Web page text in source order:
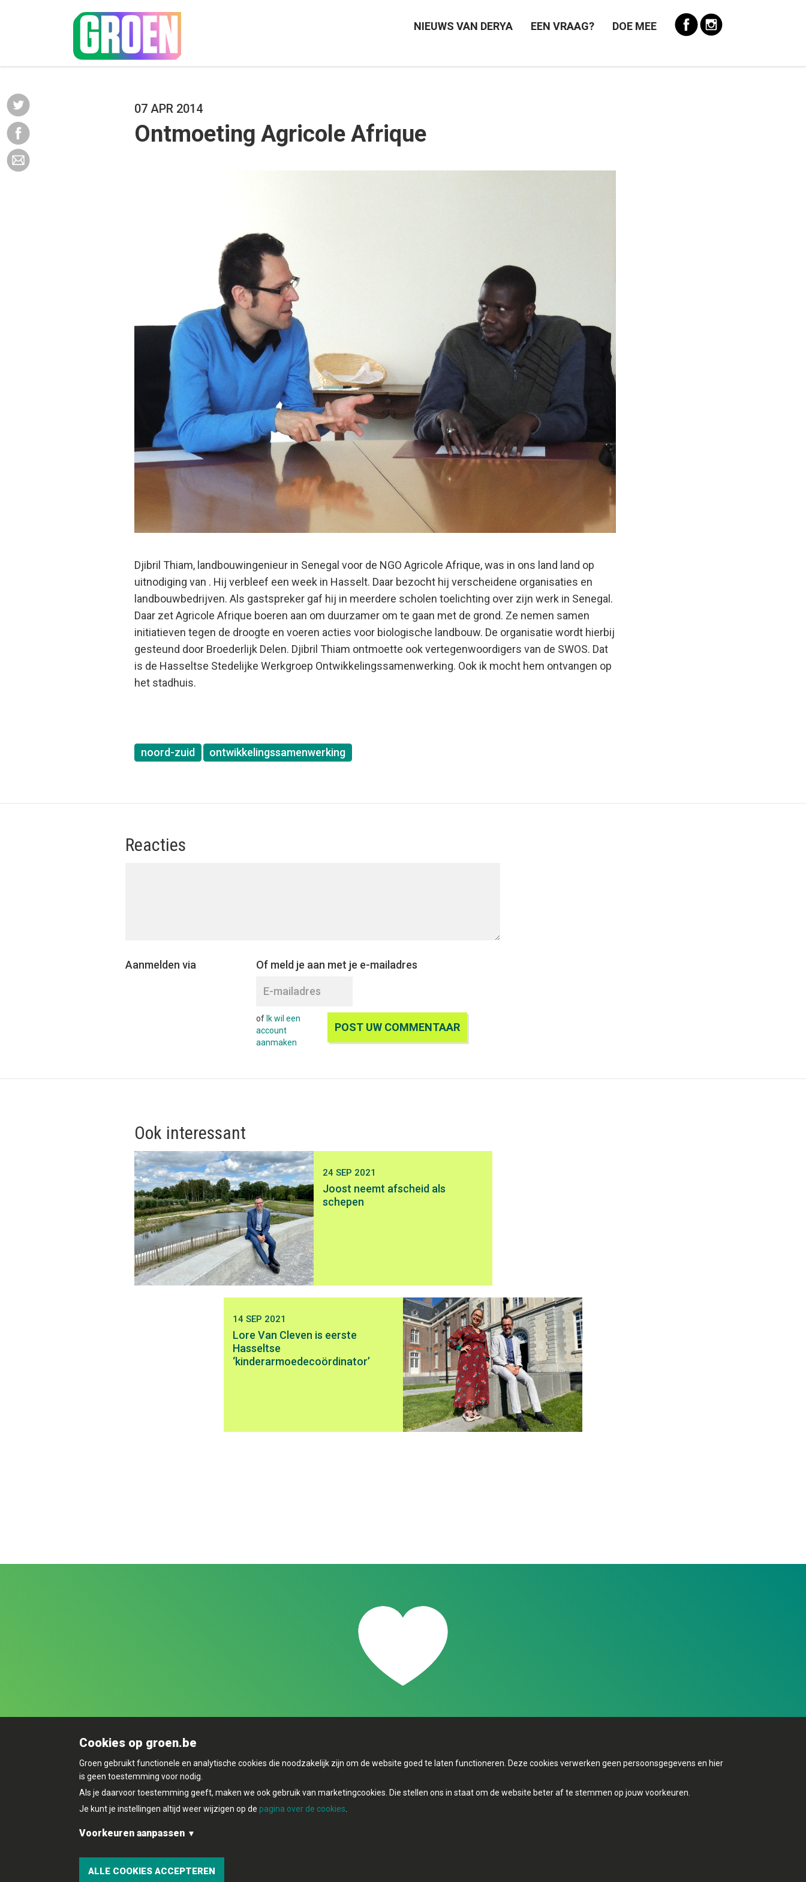
NIEUWS VAN DERYA EEN VRAAG? DOE MEE
07 APR 2014
Ontmoeting Agricole Afrique
Djibril Thiam, landbouwingenieur in Senegal voor de NGO Agricole Afrique, was in ons land land op
uitnodiging van . Hij verbleef een week in Hasselt. Daar bezocht hij verscheidene organisaties en
landbouwbedrijven. Als gastspreker gaf hij in meerdere scholen toelichting over zijn werk in Senegal.
Daar zet Agricole Afrique boeren aan om duurzamer om te gaan met de grond. Ze nemen samen
initiatieven tegen de droogte en voeren acties voor biologische landbouw. De organisatie wordt hierbij
gesteund door Broederlijk Delen. Djibril Thiam ontmoette ook vertegenwoordigers van de SWOS. Dat
is de Hasseltse Stedelijke Werkgroep Ontwikkelingssamenwerking. Ook ik mocht hem ontvangen op
het stadhuis.
noord-zuid ontwikkelingssamenwerking
Reacties
Aanmelden via Of meld je aan met je e-mailadres
of Ik wil een
account
aanmaken
Ook interessant
24 SEP 2021
Joost neemt afscheid als
schepen
14 SEP 2021
Lore Van Cleven is eerste
Hasseltse
‘kinderarmoedecoördinator’
Cookies op groen.be
Groen gebruikt functionele en analytische cookies die noodzakelijk zijn om de website goed te laten functioneren. Deze cookies verwerken geen persoonsgegevens en hier
is geen toestemming voor nodig.
Als je daarvoor toestemming geeft, maken we ook gebruik van marketingcookies. Die stellen ons in staat om de website beter af te stemmen op jouw voorkeuren.
Je kunt je instellingen altijd weer wijzigen op de pagina over de cookies
Voorkeuren aanpassen
Marketingcookies:
ALLE COOKIES ACCEPTEREN
© Copyright Groen 2026 | Gemaakt met